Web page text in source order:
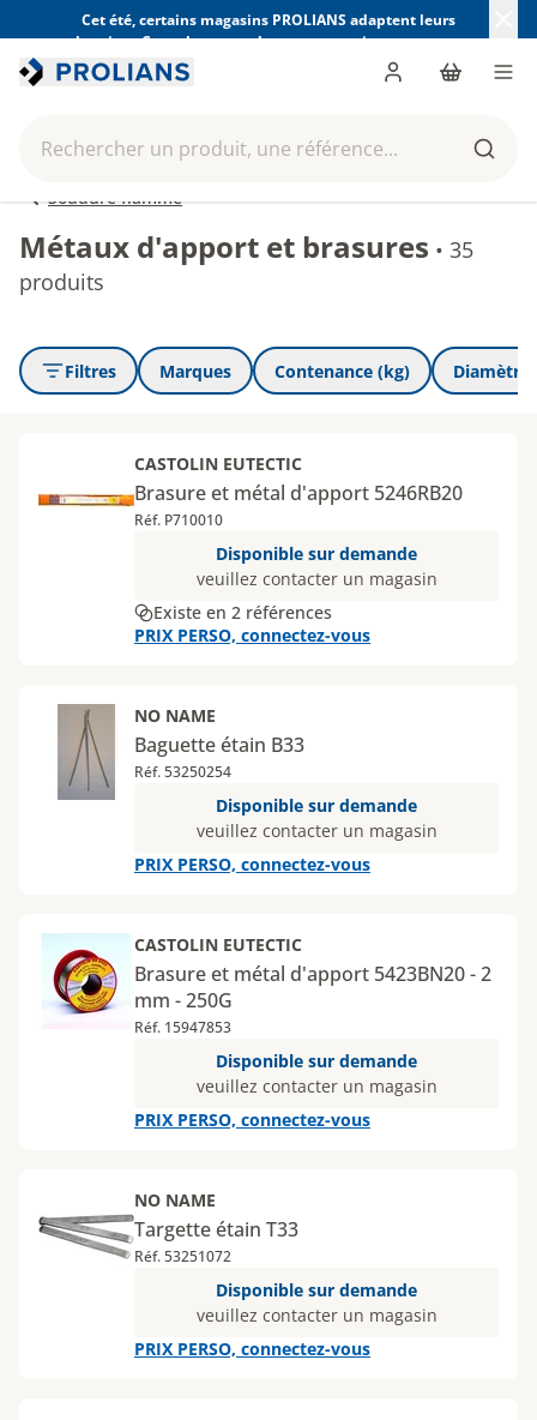
Cet été, certains magasins PROLIANS adaptent leurs
horaires. Consultez ceux de votre magasin avant votre
visite.
Rechercher un produit, une référence...
Panier
Soudure flamme
Métaux d'apport et brasures • 35
produits
Filtres Marques Contenance (kg) Diamètre
CASTOLIN EUTECTIC
Brasure et métal d'apport 5246RB20
Réf. P710010
Disponible sur demande
veuillez contacter un magasin
Existe en 2 références
PRIX PERSO, connectez-vous
NO NAME
Baguette étain B33
Réf. 53250254
Disponible sur demande
veuillez contacter un magasin
PRIX PERSO, connectez-vous
CASTOLIN EUTECTIC
Brasure et métal d'apport 5423BN20 - 2
mm - 250G
Réf. 15947853
Disponible sur demande
veuillez contacter un magasin
PRIX PERSO, connectez-vous
NO NAME
Targette étain T33
Réf. 53251072
Disponible sur demande
veuillez contacter un magasin
PRIX PERSO, connectez-vous